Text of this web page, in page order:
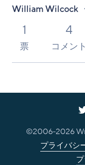
William Wilcock
1
票
4
コメント
©2006-2026
プライバシ